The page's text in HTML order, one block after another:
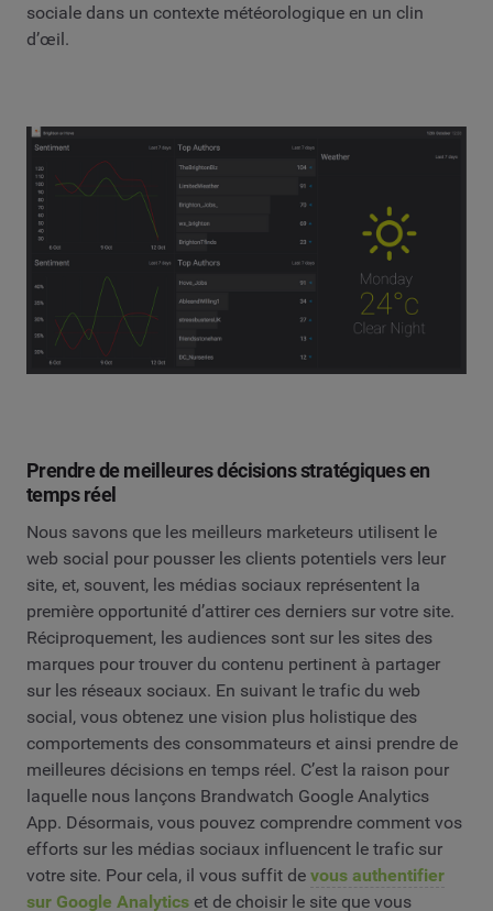
sociale dans un contexte météorologique en un clin
d’œil.
Prendre de meilleures décisions stratégiques en
temps réel
Nous savons que les meilleurs marketeurs utilisent le
web social pour pousser les clients potentiels vers leur
site, et, souvent, les médias sociaux représentent la
première opportunité d’attirer ces derniers sur votre site.
Réciproquement, les audiences sont sur les sites des
marques pour trouver du contenu pertinent à partager
sur les réseaux sociaux. En suivant le trafic du web
social, vous obtenez une vision plus holistique des
comportements des consommateurs et ainsi prendre de
meilleures décisions en temps réel. C’est la raison pour
laquelle nous lançons Brandwatch Google Analytics
App. Désormais, vous pouvez comprendre comment vos
efforts sur les médias sociaux influencent le trafic sur
votre site. Pour cela, il vous suffit de vous authentifier
sur Google Analytics et de choisir le site que vous